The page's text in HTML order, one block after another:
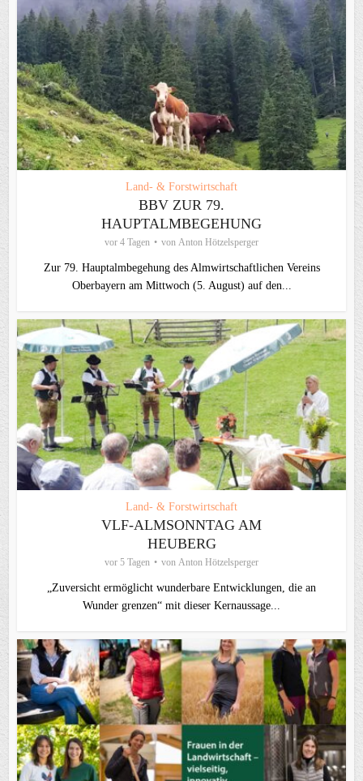
Land- & Forstwirtschaft
BBV ZUR 79.
HAUPTALMBEGEHUNG
vor 4 Tagen von Anton Hötzelsperger
Zur 79. Hauptalmbegehung des Almwirtschaftlichen Vereins
Oberbayern am Mittwoch (5. August) auf den...
Land- & Forstwirtschaft
VLF-ALMSONNTAG AM
HEUBERG
vor 5 Tagen von Anton Hötzelsperger
„Zuversicht ermöglicht wunderbare Entwicklungen, die an
Wunder grenzen“ mit dieser Kernaussage...